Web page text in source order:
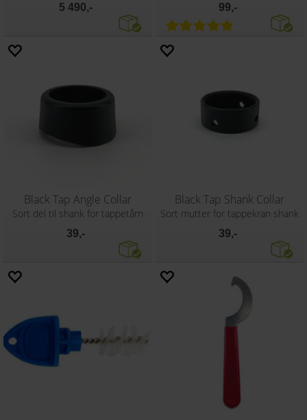
5 490,- 99,-
Black Tap Angle Collar
Sort del til shank for tappetårn
39,-
Black Tap Shank Collar
Sort mutter for tappekran shank
39,-